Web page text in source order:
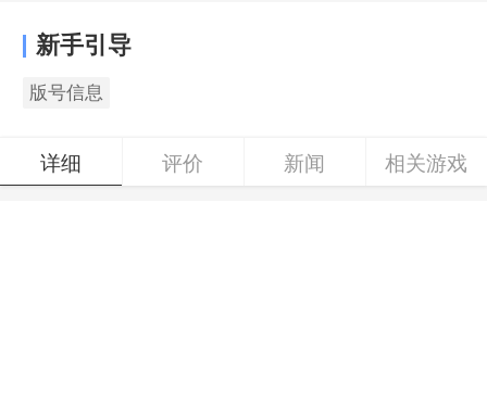
新手引导
版号信息
详细 评价 新闻 相关游戏